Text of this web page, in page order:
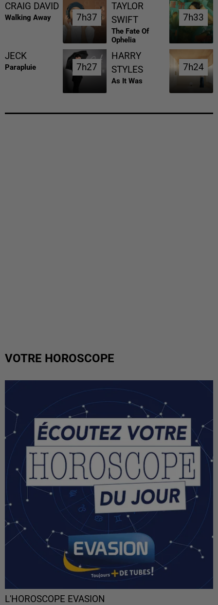
CRAIG DAVID
Walking Away 7h37
7h37
TAYLOR
SWIFT
The Fate Of
Ophelia
7h33
7h33
JECK
Parapluie 7h27
7h27
HARRY
STYLES
As It Was
7h24
7h24
VOTRE HOROSCOPE
L'HOROSCOPE EVASION